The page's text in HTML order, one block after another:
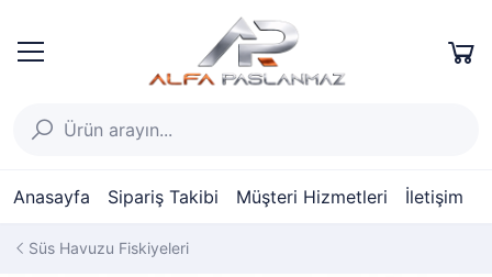
Anasayfa Sipariş Takibi Müşteri Hizmetleri İletişim
Süs Havuzu Fiskiyeleri